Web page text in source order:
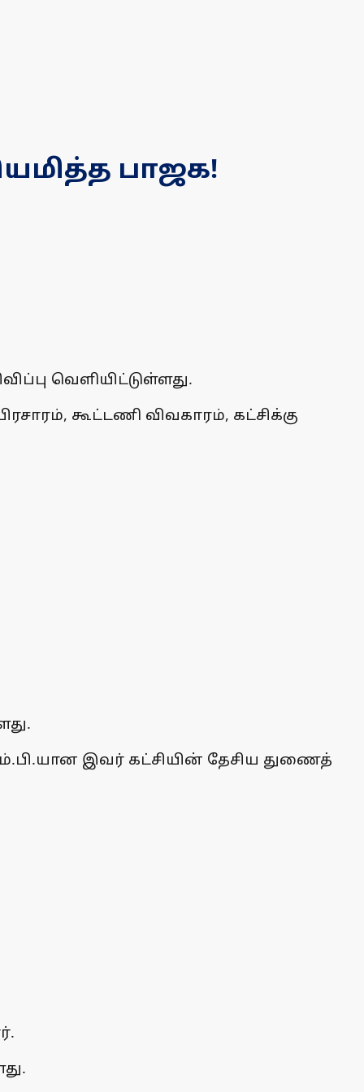
பாஜக!
வெளியிட்டுள்ளது.
கூட்டணி விவகாரம், கட்சிக்கு
இவர் கட்சியின் தேசிய துணைத்